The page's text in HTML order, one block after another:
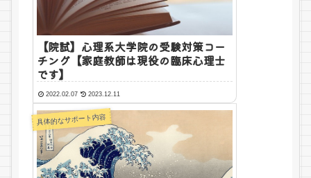
【院試】心理系大学院の受験対策コー
チング【家庭教師は現役の臨床心理士
です】
2022.02.07 2023.12.11
具体的なサポート内容